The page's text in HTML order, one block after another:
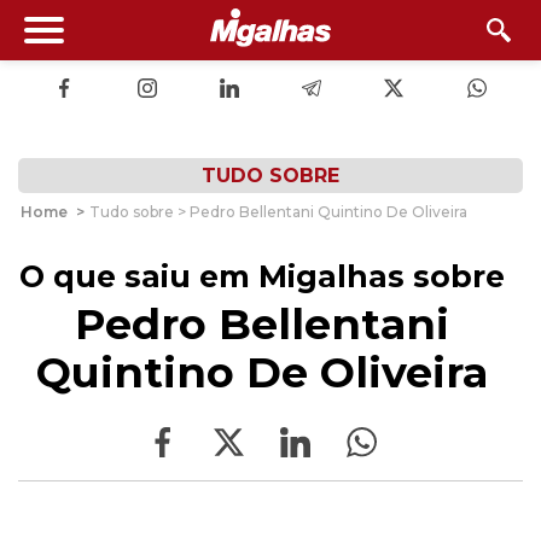
TUDO SOBRE
Home > Tudo sobre > Pedro Bellentani Quintino De Oliveira
O que saiu em Migalhas sobre
Pedro Bellentani
Quintino De Oliveira